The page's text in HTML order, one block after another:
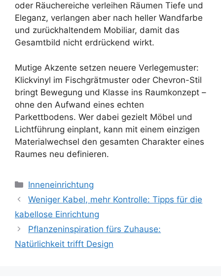
oder Räuchereiche verleihen Räumen Tiefe und
Eleganz, verlangen aber nach heller Wandfarbe
und zurückhaltendem Mobiliar, damit das
Gesamtbild nicht erdrückend wirkt.
Mutige Akzente setzen neuere Verlegemuster:
Klickvinyl im Fischgrätmuster oder Chevron-Stil
bringt Bewegung und Klasse ins Raumkonzept –
ohne den Aufwand eines echten
Parkettbodens. Wer dabei gezielt Möbel und
Lichtführung einplant, kann mit einem einzigen
Materialwechsel den gesamten Charakter eines
Raumes neu definieren.
Kategorien
Inneneinrichtung
Weniger Kabel, mehr Kontrolle: Tipps für die
kabellose Einrichtung
Pflanzeninspiration fürs Zuhause:
Natürlichkeit trifft Design